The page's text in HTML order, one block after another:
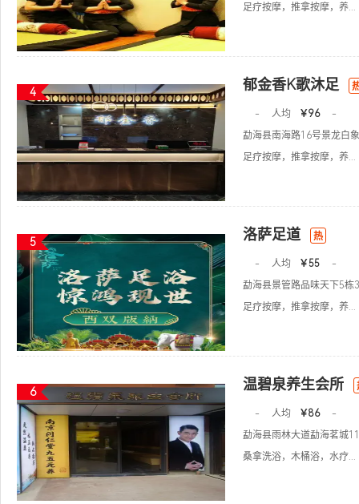
足疗按摩，推拿按摩，养...
4 郁金香K歌沐足
- 人均 ￥96
-
勐海县南海路16号景龙白
足疗按摩，推拿按摩，养...
5 洛萨足道 热
- 人均 ￥55
-
勐海县景管路品味天下5栋
足疗按摩，推拿按摩，养...
6 温碧泉养生会所
- 人均 ￥86
-
勐海县雨林大道勐海茗城
桑拿洗浴，木桶浴，水疗...